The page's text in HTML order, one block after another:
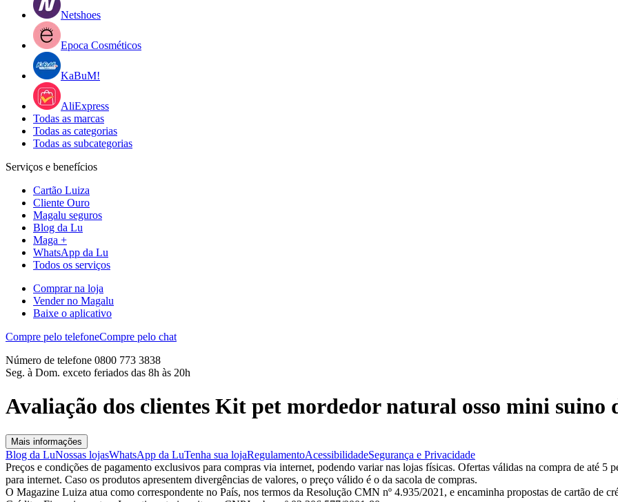
Netshoes
Epoca Cosméticos
KaBuM!
AliExpress
Todas as marcas
Todas as categorias
Todas as subcategorias
Serviços e benefícios
Cartão Luiza
Cliente Ouro
Magalu seguros
Blog da Lu
Maga +
WhatsApp da Lu
Todos os serviços
Comprar na loja
Vender no Magalu
Baixe o aplicativo
Compre pelo telefoneCompre pelo chat
Número de telefone 0800 773 3838
Seg. à Dom. exceto feriados das 8h às 20h
Avaliação dos clientes Kit pet mordedor natural osso mini suino
Mais informações
Blog da LuNossas lojasWhatsApp da LuTenha sua lojaRegulamentoAcessibilidadeSegurança e Privacidade
Preços e condições de pagamento exclusivos para compras via internet, podendo variar nas lojas físicas. Ofertas válidas na compra de até 5
para internet. Caso os produtos apresentem divergências de valores, o preço válido é o da sacola de compras.
O Magazine Luiza atua como correspondente no País, nos termos da Resolução CMN nº 4.935/2021, e encaminha propostas de cartão de